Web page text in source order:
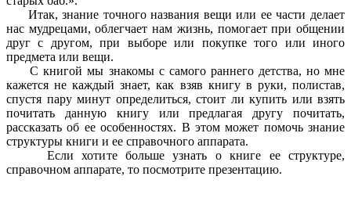
Итак, знание точного названия вещи или ее части делает
нас мудрецами, облегчает нам жизнь, помогает при общении
друг с другом, при выборе или покупке того или иного
предмета или вещи.
С книгой мы знакомы с самого раннего детства, но мне
кажется не каждый знает, как взяв книгу в руки, полистав,
спустя пару минут определиться, стоит ли купить или взять
почитать данную книгу или предлагая другу почитать,
рассказать об ее особенностях. В этом может помочь знание
структуры книги и ее справочного аппарата.
Если хотите больше узнать о книге ее структуре,
справочном аппарате, то посмотрите презентацию.